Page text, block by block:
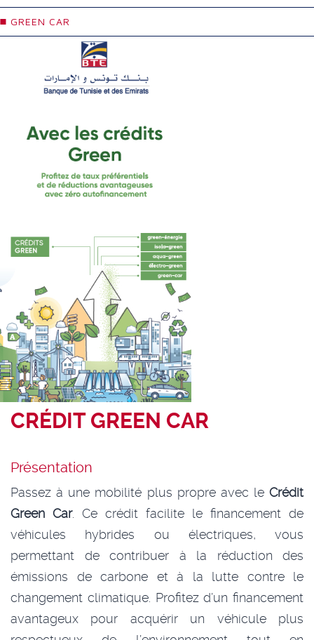
GREEN CAR
CRÉDIT GREEN CAR
Présentation
Passez à une mobilité plus propre avec le Crédit
Green Car. Ce crédit facilite le financement de
véhicules hybrides ou électriques, vous
permettant de contribuer à la réduction des
émissions de carbone et à la lutte contre le
changement climatique. Profitez d’un financement
avantageux pour acquérir un véhicule plus